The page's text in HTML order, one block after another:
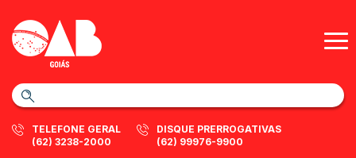
TELEFONE GERAL
(62) 3238-2000
DISQUE PRERROGATIVAS
(62) 99976-9900